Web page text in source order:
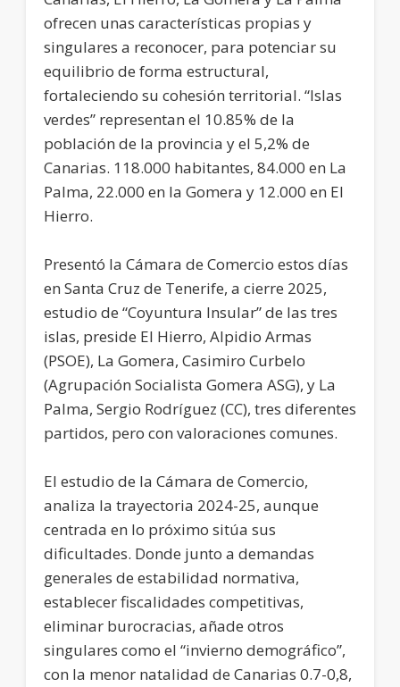
ofrecen unas características propias y
singulares a reconocer, para potenciar su
equilibrio de forma estructural,
fortaleciendo su cohesión territorial. “Islas
verdes” representan el 10.85% de la
población de la provincia y el 5,2% de
Canarias. 118.000 habitantes, 84.000 en La
Palma, 22.000 en la Gomera y 12.000 en El
Hierro.
Presentó la Cámara de Comercio estos días
en Santa Cruz de Tenerife, a cierre 2025,
estudio de “Coyuntura Insular” de las tres
islas, preside El Hierro, Alpidio Armas
(PSOE), La Gomera, Casimiro Curbelo
(Agrupación Socialista Gomera ASG), y La
Palma, Sergio Rodríguez (CC), tres diferentes
partidos, pero con valoraciones comunes.
El estudio de la Cámara de Comercio,
analiza la trayectoria 2024-25, aunque
centrada en lo próximo sitúa sus
dificultades. Donde junto a demandas
generales de estabilidad normativa,
establecer fiscalidades competitivas,
eliminar burocracias, añade otros
singulares como el “invierno demográfico”,
con la menor natalidad de Canarias 0.7-0,8,